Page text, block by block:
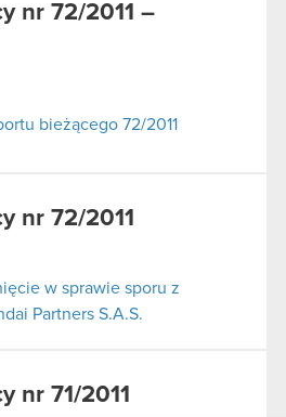
nr 72/2011 –
bieżącego 72/2011
nr 72/2011
w sprawie sporu z
Partners S.A.S.
nr 71/2011